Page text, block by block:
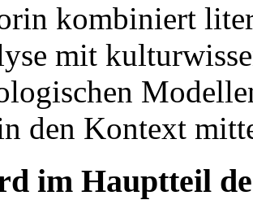
kombiniert
mit
den Kontext
im Hauptteil